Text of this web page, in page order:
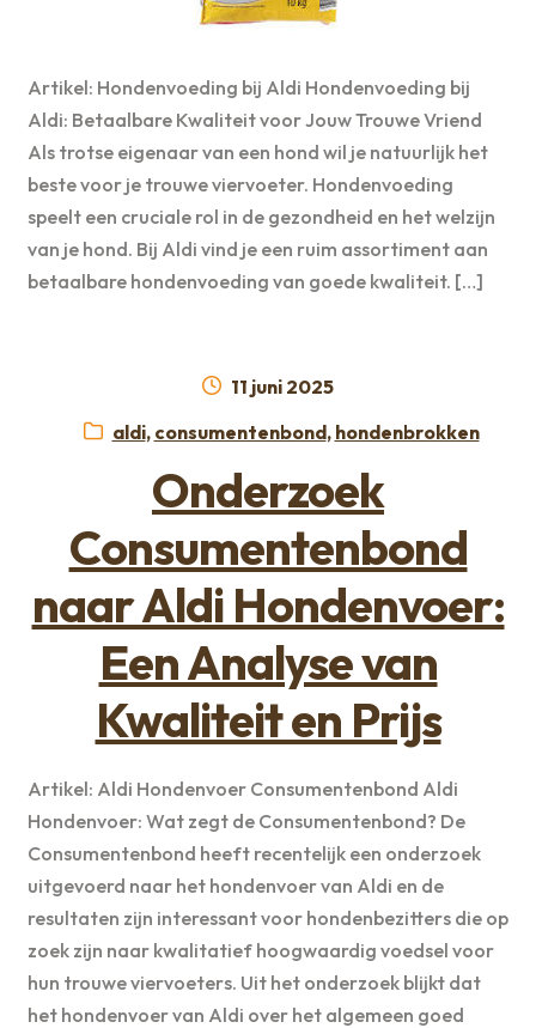
Artikel: Hondenvoeding bij Aldi Hondenvoeding bij
Aldi: Betaalbare Kwaliteit voor Jouw Trouwe Vriend
Als trotse eigenaar van een hond wil je natuurlijk het
beste voor je trouwe viervoeter. Hondenvoeding
speelt een cruciale rol in de gezondheid en het welzijn
van je hond. Bij Aldi vind je een ruim assortiment aan
betaalbare hondenvoeding van goede kwaliteit. […]
Geplaatst
11 juni 2025
Categorieën:
aldi, consumentenbond, hondenbrokken
Onderzoek
Consumentenbond
naar Aldi Hondenvoer:
Een Analyse van
Kwaliteit en Prijs
Artikel: Aldi Hondenvoer Consumentenbond Aldi
Hondenvoer: Wat zegt de Consumentenbond? De
Consumentenbond heeft recentelijk een onderzoek
uitgevoerd naar het hondenvoer van Aldi en de
resultaten zijn interessant voor hondenbezitters die op
zoek zijn naar kwalitatief hoogwaardig voedsel voor
hun trouwe viervoeters. Uit het onderzoek blijkt dat
het hondenvoer van Aldi over het algemeen goed